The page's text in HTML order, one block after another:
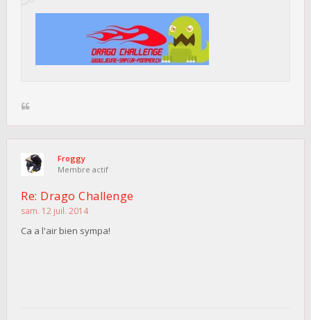
Froggy
Membre actif
Re: Drago Challenge
sam. 12 juil. 2014
Ca a l'air bien sympa!